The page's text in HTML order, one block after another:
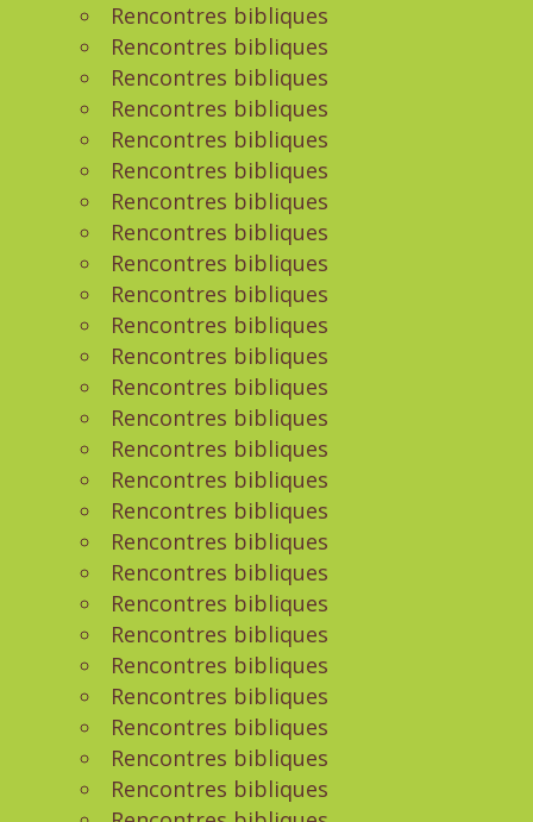
Rencontres bibliques
Rencontres bibliques
Rencontres bibliques
Rencontres bibliques
Rencontres bibliques
Rencontres bibliques
Rencontres bibliques
Rencontres bibliques
Rencontres bibliques
Rencontres bibliques
Rencontres bibliques
Rencontres bibliques
Rencontres bibliques
Rencontres bibliques
Rencontres bibliques
Rencontres bibliques
Rencontres bibliques
Rencontres bibliques
Rencontres bibliques
Rencontres bibliques
Rencontres bibliques
Rencontres bibliques
Rencontres bibliques
Rencontres bibliques
Rencontres bibliques
Rencontres bibliques